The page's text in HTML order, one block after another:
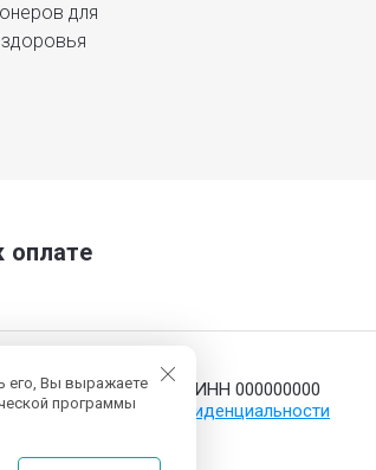
для
оплате
© 2014 - 2026 ИНН 000000000
Политика конфиденциальности
его, Вы выражаете
программы